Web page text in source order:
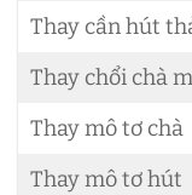
Thay cần hút
Thay chổi chà
Thay mô tơ chà
Thay mô tơ hút